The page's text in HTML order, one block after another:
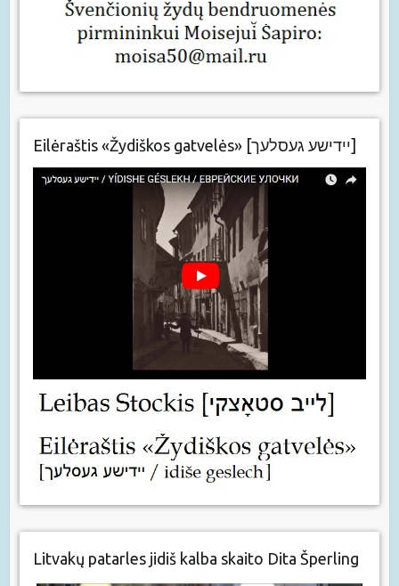
Eilėraštis «Žydiškos gatvelės» [יידישע געסלעך]
Litvakų patarles jidiš kalba skaito Dita Šperling